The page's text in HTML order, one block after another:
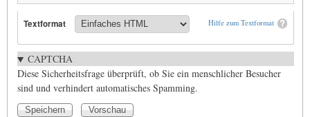
Hilfe zum Textformat
Textformat
CAPTCHA
Diese Sicherheitsfrage überprüft, ob Sie ein menschlicher Besucher
sind und verhindert automatisches Spamming.